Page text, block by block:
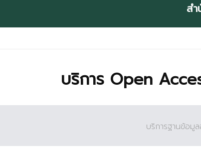
สำ
บริการ Open
บริการฐานข้อมูลอ